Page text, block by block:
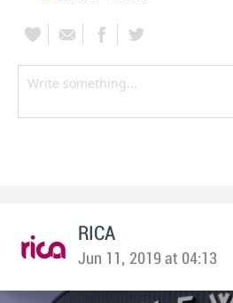
RICA
Jun 11, 2019 at 04:13